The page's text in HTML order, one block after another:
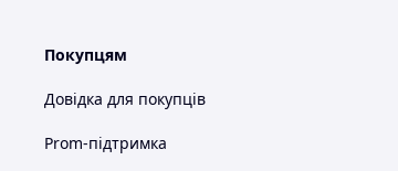
Покупцям
Довідка для покупців
Prom-підтримка